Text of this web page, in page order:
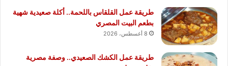
طريقة عمل القلقاس باللحمة.. أكلة صعيدية شهية
بطعم البيت المصري
8 أغسطس، 2026
طريقة عمل الكشك الصعيدي.. وصفة مصرية